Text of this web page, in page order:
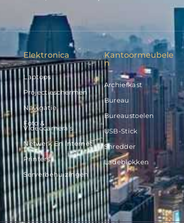
Elektronica
Laptops
Projectieschermen
Navigatie
Foto &
Videocamera’s
Netwerk En Internet
Printers
Serverbehuizingen
Kantoormeubele
N
Archiefkast
Bureau
Bureaustoelen
USB-Stick
Shredder
Ladeblokken